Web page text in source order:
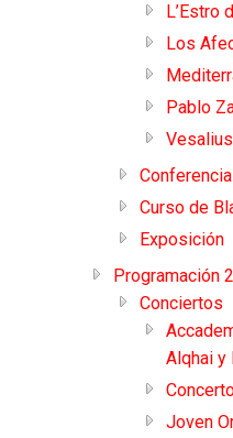
L’Estro
Los
Pablo
Vesalius
Curso de
Exposición
Programación
Conciertos
Alqhai y
Joven